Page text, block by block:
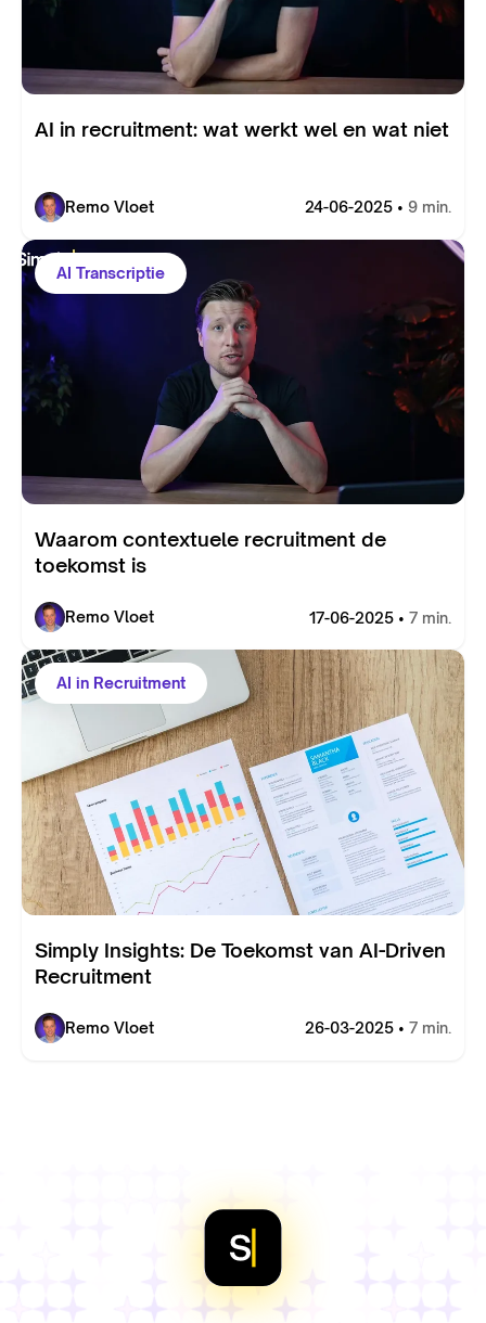
AI in recruitment: wat werkt wel en wat niet
Remo Vloet 24-06-2025 • 9 min.
AI Transcriptie
Waarom contextuele recruitment de
toekomst is
Remo Vloet 17-06-2025 • 7 min.
AI in Recruitment
Simply Insights: De Toekomst van AI-Driven
Recruitment
Remo Vloet 26-03-2025 • 7 min.